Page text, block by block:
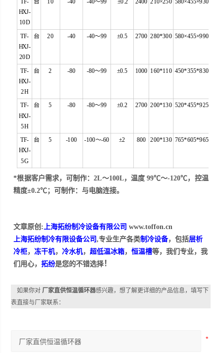
TF-
HXJ-
10D
台 10 -40 -40～99 ±0.2 2400 210×250 580×455×930
TF-
HXJ-
20D
台 20 -40 -40～99 ±0.5 2700 280*300 580×455×990
TF-
HXJ-
2H
台 2 -80 -80～99 ±0.5 1000 160*110 450*355*830
TF-
HXJ-
5H
台 5 -80 -80～99 ±0.2 2700 200*130 520*455*925
TF-
HXJ-
5G
台 5 -100 -100～-60 ±2 800 200*130 765*605*965
*根据客户需求，可制作：2L～100L，温度 99℃～-120℃，控温
精度±0.2℃；可制作：与电脑连接。
文章原创:上海拓纷制冷设备有限公司 www.toffon.cn
上海拓纷制冷有限设备公司,专业生产各类制冷设备，包括层析
冷柜， 冻干机，冷水机，超低温冰箱，恒温槽等，我们专业，我
们用心，拓纷是您的不错选择！
如果你对厂家直供恒温循环器感兴趣，想了解更详细的产品信息，填写下
表直接与厂家联系：